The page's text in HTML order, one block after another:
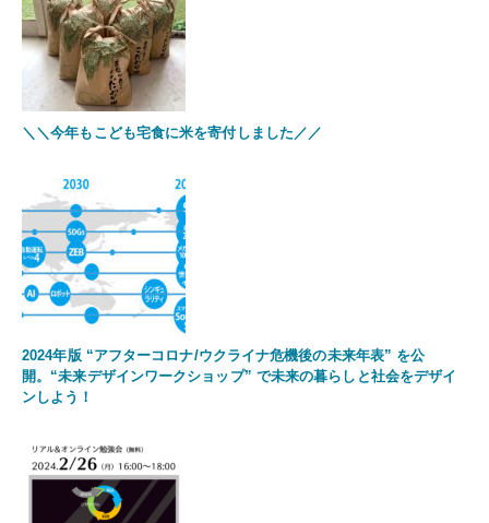
＼＼今年もこども宅食に米を寄付しました／／
2024年版 “アフターコロナ/ウクライナ危機後の未来年表” を公
開。“未来デザインワークショップ” で未来の暮らしと社会をデザイ
ンしよう！